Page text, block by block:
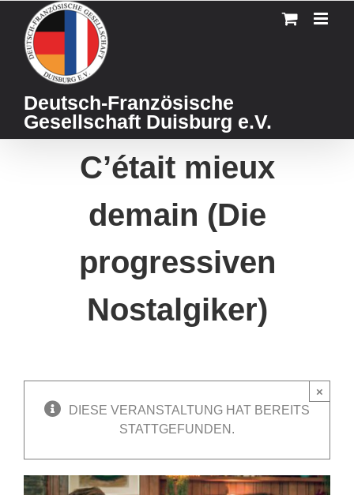
content
Deutsch-Französische
Gesellschaft Duisburg e.V.
C’était mieux
demain (Die
progressiven
Nostalgiker)
DIESE VERANSTALTUNG HAT BEREITS
STATTGEFUNDEN.
×